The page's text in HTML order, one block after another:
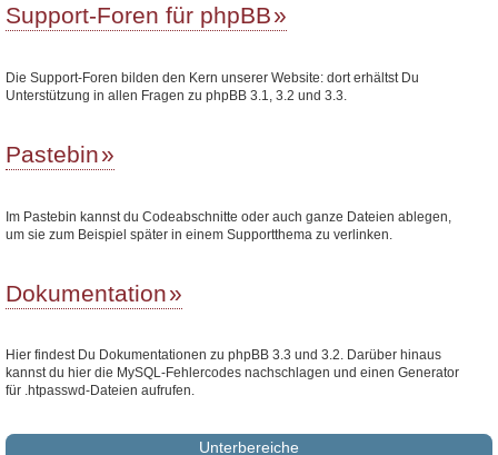
Support-Foren für phpBB
Die Support-Foren bilden den Kern unserer Website: dort erhältst Du
Unterstützung in allen Fragen zu phpBB 3.1, 3.2 und 3.3.
Pastebin
Im Pastebin kannst du Codeabschnitte oder auch ganze Dateien ablegen,
um sie zum Beispiel später in einem Supportthema zu verlinken.
Dokumentation
Hier findest Du Dokumentationen zu phpBB 3.3 und 3.2. Darüber hinaus
kannst du hier die MySQL-Fehlercodes nachschlagen und einen Generator
für .htpasswd-Dateien aufrufen.
Unterbereiche